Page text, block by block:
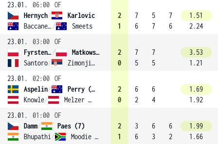
23.01. 06:00 OF
Hernych/
Karlovic
Baccanello / Smeets
2
1
7
6
5
7
7
6
1.51
2.24
23.01.
03:00 OF
Fyrstenberg /
Matkowski
Santoro/ Zimonjic (5)
2
0
7
5
7
5
3.53
1.21
23.01.
02:00 OF
Aspelin/
Perry (8)
Knowle/ Melzer (12)
2
0
6
2
6
4
1.69
1.92
23.01.
01:00 OF
Damm/
Paes (7)
Bhupathi / Moodie (11)
2
1
3
6
6
3
6
2
1.99
1.66